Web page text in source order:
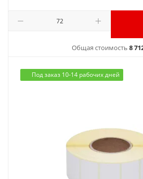
Общая стоимость 8
Под заказ 10-14 рабочих дней